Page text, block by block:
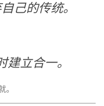
己的传统。
立合一。
。